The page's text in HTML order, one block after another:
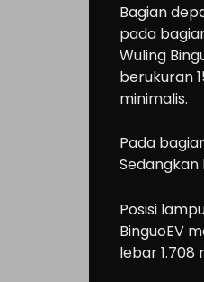
Bagian
pada
Wuling
berukuran
minimalis.
Pada
Posisi
BinguoEV
lebar 1.708